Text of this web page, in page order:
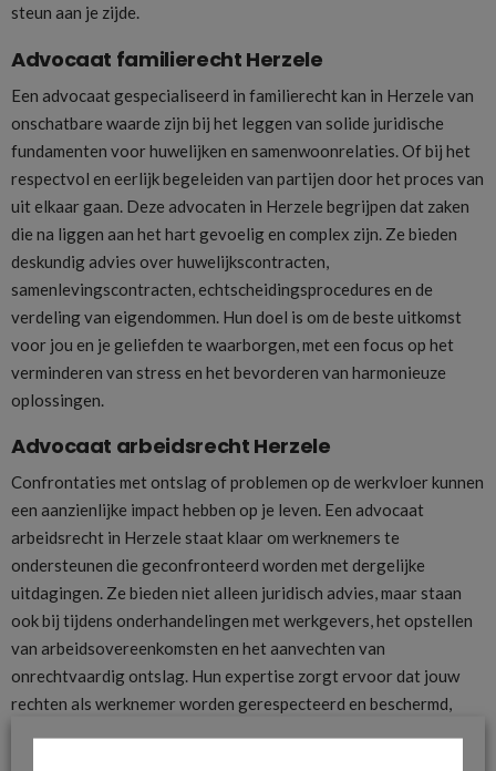
steun aan je zijde.
Advocaat familierecht Herzele
Een advocaat gespecialiseerd in familierecht kan in Herzele van
onschatbare waarde zijn bij het leggen van solide juridische
fundamenten voor huwelijken en samenwoonrelaties. Of bij het
respectvol en eerlijk begeleiden van partijen door het proces van
uit elkaar gaan. Deze advocaten in Herzele begrijpen dat zaken
die na liggen aan het hart gevoelig en complex zijn. Ze bieden
deskundig advies over huwelijkscontracten,
samenlevingscontracten, echtscheidingsprocedures en de
verdeling van eigendommen. Hun doel is om de beste uitkomst
voor jou en je geliefden te waarborgen, met een focus op het
verminderen van stress en het bevorderen van harmonieuze
oplossingen.
Advocaat arbeidsrecht Herzele
Confrontaties met ontslag of problemen op de werkvloer kunnen
een aanzienlijke impact hebben op je leven. Een advocaat
arbeidsrecht in Herzele staat klaar om werknemers te
ondersteunen die geconfronteerd worden met dergelijke
uitdagingen. Ze bieden niet alleen juridisch advies, maar staan
ook bij tijdens onderhandelingen met werkgevers, het opstellen
van arbeidsovereenkomsten en het aanvechten van
onrechtvaardig ontslag. Hun expertise zorgt ervoor dat jouw
rechten als werknemer worden gerespecteerd en beschermd,